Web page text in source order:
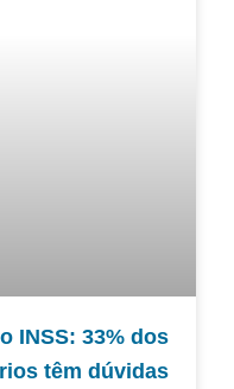
INSS: 33% dos
têm dúvidas